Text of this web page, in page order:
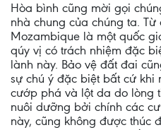
Hòa bình cũng mời gọi
nhà chung của chúng ta. Từ
Mozambique là một quốc
qúy vị có trách nhiệm đặc
lành này. Bảo vệ đất đai
sự chú ý đặc biệt bất cứ khi
cướp phá và lột da do lòng
nuôi dưỡng bởi chính các
này, cũng không được thúc